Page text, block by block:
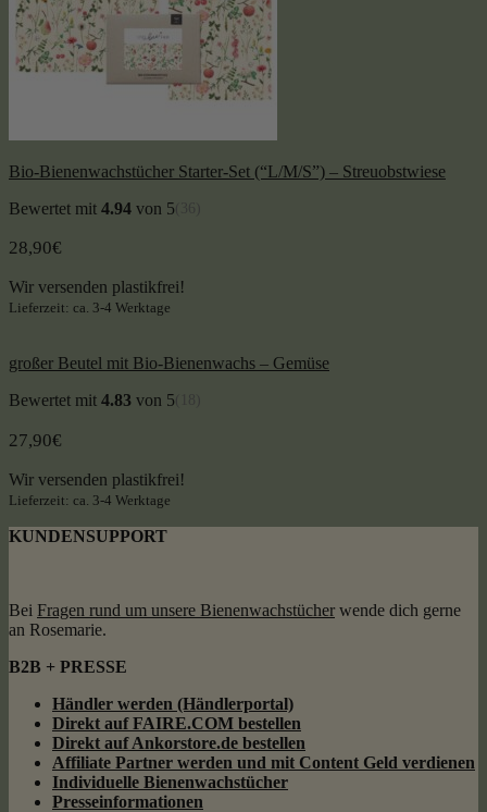
Bio-Bienenwachstücher Starter-Set (“L/M/S”) – Streuobstwiese
Bewertet mit 4.94 von 5
28,90€
Wir versenden plastikfrei!
Lieferzeit: ca. 3-4 Werktage
großer Beutel mit Bio-Bienenwachs – Gemüse
Bewertet mit 4.83 von 5
27,90€
Wir versenden plastikfrei!
Lieferzeit: ca. 3-4 Werktage
KUNDENSUPPORT
Bei Fragen rund um unsere Bienenwachstücher wende dich gerne
an Rosemarie.
B2B + PRESSE
Händler werden (Händlerportal)
Direkt auf FAIRE.COM bestellen
Direkt auf Ankorstore.de bestellen
Affiliate Partner werden und mit Content Geld verdienen
Individuelle Bienenwachstücher
Presseinformationen